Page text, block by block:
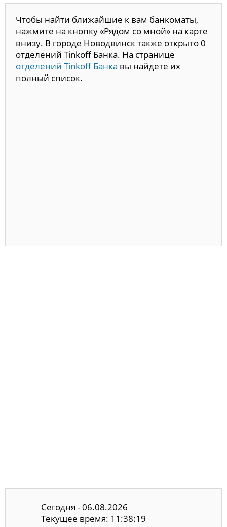
Чтобы найти ближайшие к вам банкоматы,
нажмите на кнопку «Рядом со мной» на карте
внизу. В городе Новодвинск также открыто 0
отделений Tinkoff Банка. На странице
отделений Tinkoff Банка вы найдете их
полный список.
Сегодня - 06.08.2026
Текущее время: 11:38:20